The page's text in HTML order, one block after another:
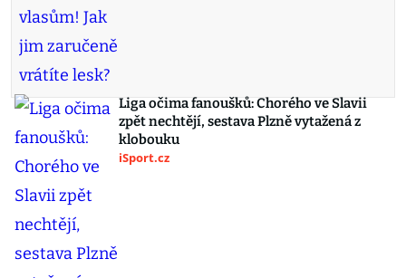
Liga očima fanoušků: Chorého ve Slavii
zpět nechtějí, sestava Plzně vytažená z
klobouku
iSport.cz